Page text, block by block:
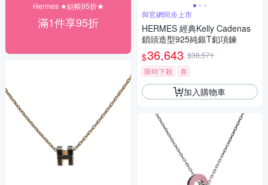
Hermes ★結帳95折★
滿1件享95折
與官網同步上市
HERMES 經典Kelly Cadenas
鎖頭造型925純銀T釦項鍊
$36,643 $38,571
限時下殺
券
加入購物車